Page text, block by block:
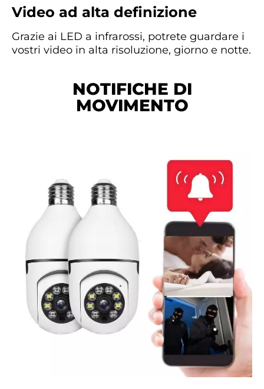
Video ad alta definizione
Grazie ai LED a infrarossi, potrete guardare i
vostri video in alta risoluzione, giorno e notte.
NOTIFICHE DI
MOVIMENTO